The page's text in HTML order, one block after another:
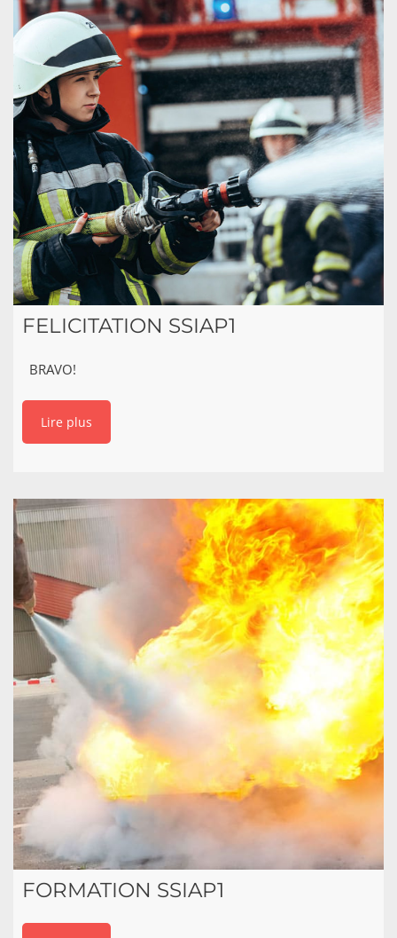
FELICITATION SSIAP1
BRAVO!
Lire plus
FORMATION SSIAP1